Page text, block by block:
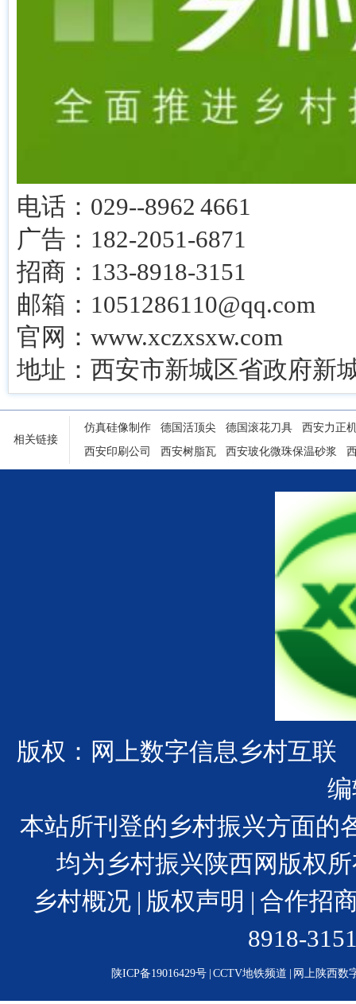
电话：029--8962 4661
广告：182-2051-6871
招商：133-8918-3151
邮箱：1051286110@qq.com
官网：www.xczxsxw.com
地址：西安市新城区省政府新
相关链接
仿真硅像制作 德国活顶尖 德国滚花刀具
西安力正
西安印刷公司
西安树脂瓦 西安玻化微珠保温砂浆
版权：网上数字信息乡村互
本站所刊登的乡村振兴方面的
均为乡村振兴陕西网版权
乡村概况
版权声明 |合作招
8918-
陕ICP备19016429号 |CCTV地铁频道 网上陕西数